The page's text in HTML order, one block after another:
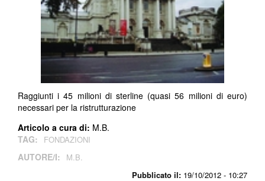
Pubblicato il: 19/10/2012 - 10:27
Raggiunti i 45 milioni di sterline (quasi 56 milioni di euro)
necessari per la ristrutturazione
Articolo a cura di: M.B.
TAG:
FONDAZIONI
AUTORE/I: M.B.